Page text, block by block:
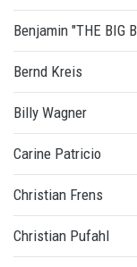
Benjamin "THE BIG
Bernd Kreis
Billy Wagner
Carine Patricio
Christian Frens
Christian Pufahl